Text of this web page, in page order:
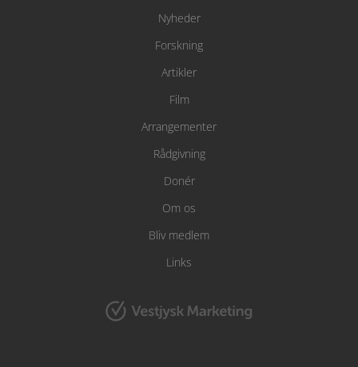
Nyheder
Forskning
Artikler
Film
Arrangementer
Rådgivning
Donér
Om os
Bliv medlem
Links